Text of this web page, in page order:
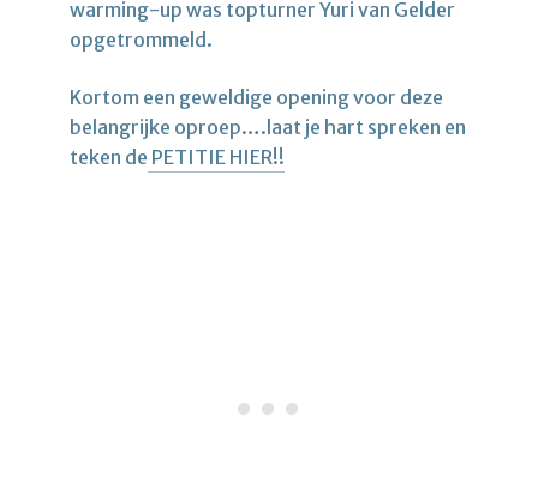
warming-up was topturner Yuri van Gelder
opgetrommeld.
Kortom een geweldige opening voor deze
belangrijke oproep….laat je hart spreken en
teken de PETITIE HIER!!